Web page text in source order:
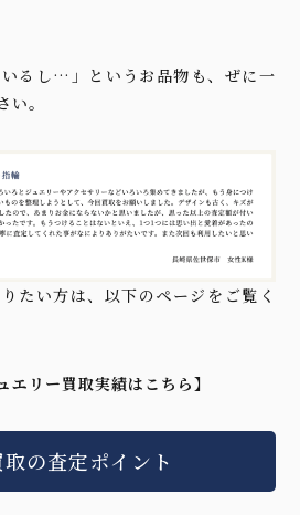
るし…」というお品物も、ぜに一
。
たい方は、以下のページをご覧く
エリー買取実績はこちら】
の査定ポイント